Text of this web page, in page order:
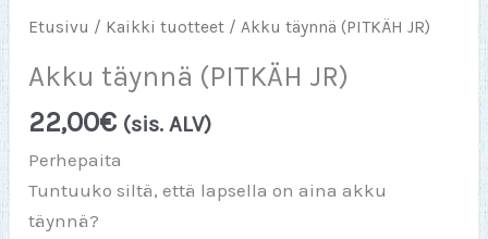
Etusivu / Kaikki tuotteet / Akku täynnä (PITKÄH JR)
Akku täynnä (PITKÄH JR)
22,00€ (sis. ALV)
Perhepaita
Tuntuuko siltä, että lapsella on aina akku
täynnä?